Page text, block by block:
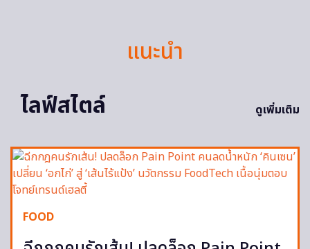
แนะนำ
ไลฟ์สไตล์
ดูเพิ่มเติม
FOOD